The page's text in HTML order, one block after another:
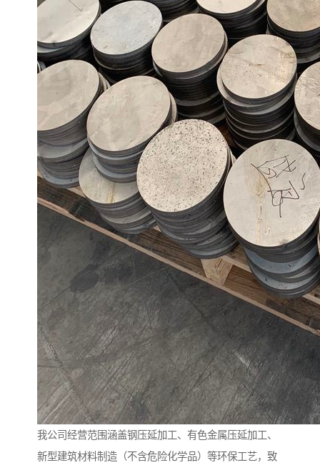
我公司经营范围涵盖钢压延加工、有色金属压延加工、
新型建筑材料制造（不含危险化学品）等环保工艺，致